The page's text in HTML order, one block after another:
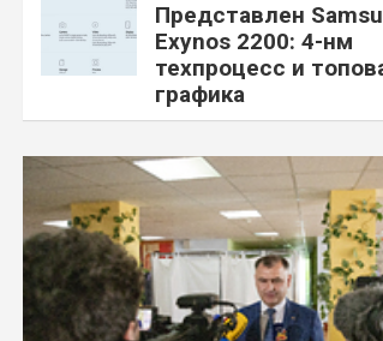
Представлен
Exynos 2200: 4-нм
техпроцесс и
графика